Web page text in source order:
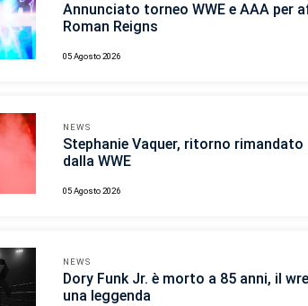
Annunciato torneo WWE e AAA per
Roman Reigns
05 Agosto 2026
NEWS
Stephanie Vaquer, ritorno
dalla WWE
05 Agosto 2026
NEWS
Dory Funk Jr. è morto a 85 anni, il
una leggenda